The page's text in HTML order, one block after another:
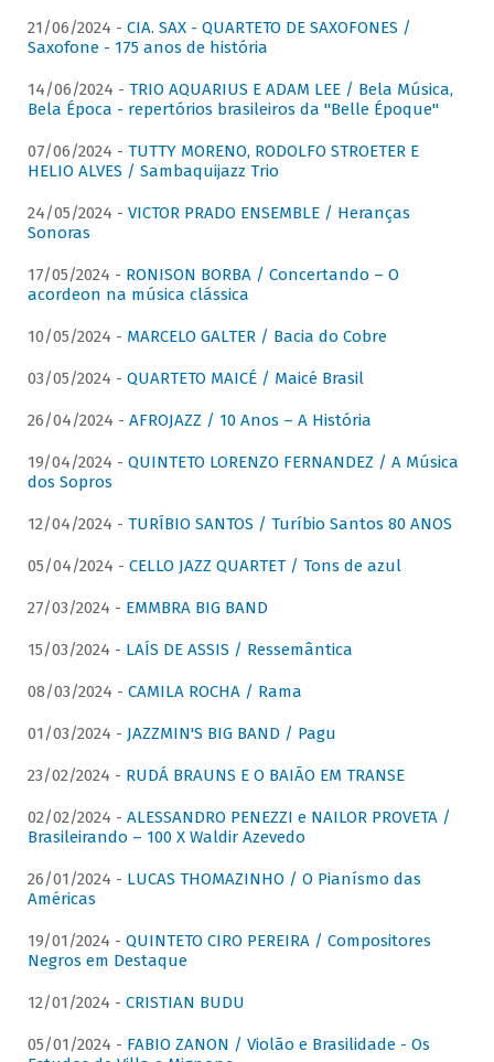
21/06/2024 - CIA. SAX - QUARTETO DE SAXOFONES /
Saxofone - 175 anos de história
14/06/2024 - TRIO AQUARIUS E ADAM LEE / Bela Música,
Bela Época - repertórios brasileiros da "Belle Époque"
07/06/2024 - TUTTY MORENO, RODOLFO STROETER E
HELIO ALVES / Sambaquijazz Trio
24/05/2024 - VICTOR PRADO ENSEMBLE / Heranças
Sonoras
17/05/2024 - RONISON BORBA / Concertando – O
acordeon na música clássica
10/05/2024 - MARCELO GALTER / Bacia do Cobre
03/05/2024 - QUARTETO MAICÉ / Maicé Brasil
26/04/2024 - AFROJAZZ / 10 Anos – A História
19/04/2024 - QUINTETO LORENZO FERNANDEZ / A Música
dos Sopros
12/04/2024 - TURÍBIO SANTOS / Turíbio Santos 80 ANOS
05/04/2024 - CELLO JAZZ QUARTET / Tons de azul
27/03/2024 - EMMBRA BIG BAND
15/03/2024 - LAÍS DE ASSIS / Ressemântica
08/03/2024 - CAMILA ROCHA / Rama
01/03/2024 - JAZZMIN'S BIG BAND / Pagu
23/02/2024 - RUDÁ BRAUNS E O BAIÃO EM TRANSE
02/02/2024 - ALESSANDRO PENEZZI e NAILOR PROVETA /
Brasileirando – 100 X Waldir Azevedo
26/01/2024 - LUCAS THOMAZINHO / O Pianísmo das
Américas
19/01/2024 - QUINTETO CIRO PEREIRA / Compositores
Negros em Destaque
12/01/2024 - CRISTIAN BUDU
05/01/2024 - FABIO ZANON / Violão e Brasilidade - Os